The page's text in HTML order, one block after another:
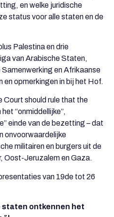
en welke juridische
status voor alle staten en de
Palestina en drie
van Arabische Staten,
en Afrikaanse
en opmerkingen in bij het Hof.
Court should rule that the
“onmiddellijke”,
einde van de bezetting – dat
onvoorwaardelijke
militairen en burgers uit de
Oost-Jeruzalem en Gaza.
van 19de tot 26
ontkennen het